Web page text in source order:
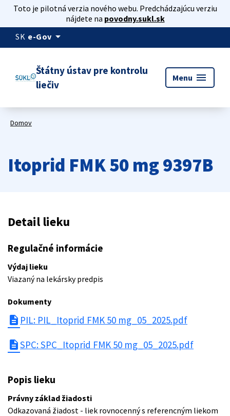
Toto je pilotná verzia nového webu. Predchádzajúcu verziu
nájdete na povodny.sukl.sk
SK e-Gov arrow_drop_down
Štátny ústav pre kontrolu
liečiv
Menu menu
Domov
Itoprid FMK 50 mg 9397B
Detail lieku
Regulačné informácie
Výdaj lieku
Viazaný na lekársky predpis
Dokumenty
description PIL: PIL_Itoprid FMK 50 mg_05_2025.pdf
descriptionSPC: SPC_Itoprid FMK 50 mg_05_2025.pdf
Popis lieku
Právny základ žiadosti
Odkazovaná žiadost - liek rovnocenný s referencným liekom